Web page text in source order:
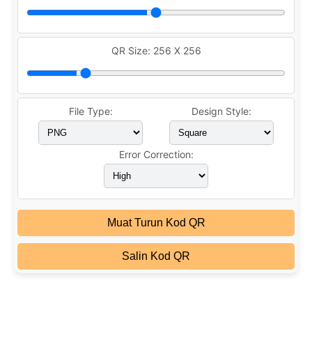
QR Size: 256 X 256
File Type: Design Style:
Error Correction:
Muat Turun Kod QR
Salin Kod QR